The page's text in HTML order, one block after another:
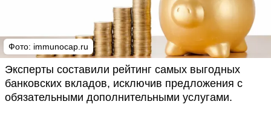
Фото: immunocap.ru
Эксперты составили рейтинг самых выгодных
банковских вкладов, исключив предложения с
обязательными дополнительными услугами.